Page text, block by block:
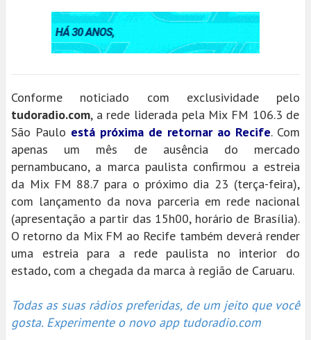
Conforme noticiado com exclusividade pelo
tudoradio.com, a rede liderada pela Mix FM 106.3 de
São Paulo está próxima de retornar ao Recife. Com
apenas um mês de ausência do mercado
pernambucano, a marca paulista confirmou a estreia
da Mix FM 88.7 para o próximo dia 23 (terça-feira),
com lançamento da nova parceria em rede nacional
(apresentação a partir das 15h00, horário de Brasília).
O retorno da Mix FM ao Recife também deverá render
uma estreia para a rede paulista no interior do
estado, com a chegada da marca à região de Caruaru.
Todas as suas rádios preferidas, de um jeito que você
gosta. Experimente o novo app tudoradio.com